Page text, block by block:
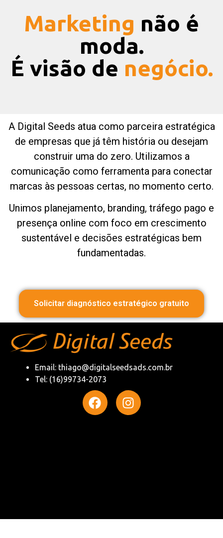
Marketing não é
moda.
É visão de negócio.
A Digital Seeds atua como parceira estratégica
de empresas que já têm história ou desejam
construir uma do zero. Utilizamos a
comunicação como ferramenta para conectar
marcas às pessoas certas, no momento certo.
Unimos planejamento, branding, tráfego pago e
presença online com foco em crescimento
sustentável e decisões estratégicas bem
fundamentadas.
Solicitar diagnóstico estratégico gratuito
Email: thiago@digitalseedsads.com.br
Tel: (16)99734-2073